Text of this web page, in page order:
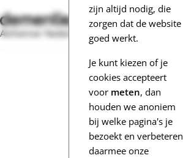
zijn altijd nodig, die
zorgen dat de website
goed werkt.
Je kunt kiezen of je
cookies accepteert
voor meten, dan
houden we anoniem
bij welke pagina's je
bezoekt en verbeteren
daarmee onze
Alzheimer Nederland